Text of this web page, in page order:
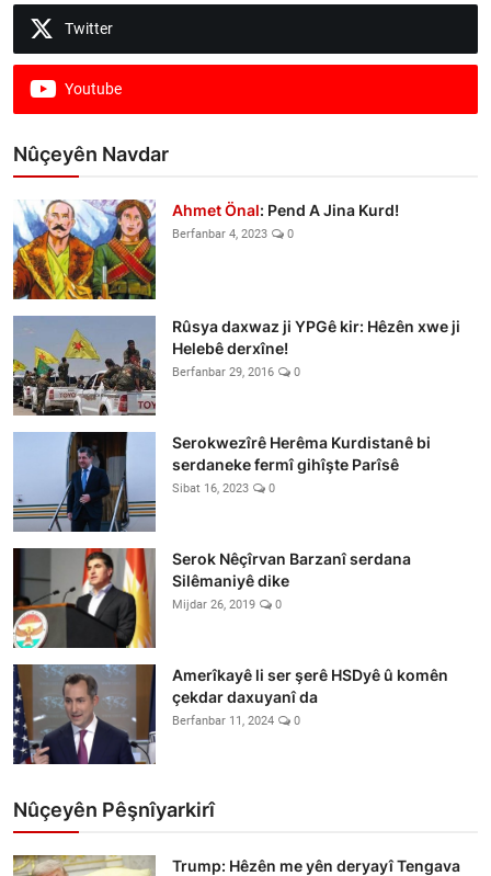
Twitter
Youtube
Nûçeyên Navdar
Ahmet Önal: Pend A Jina Kurd!
Berfanbar 4, 2023 0
Rûsya daxwaz ji YPGê kir: Hêzên xwe ji
Helebê derxîne!
Berfanbar 29, 2016 0
Serokwezîrê Herêma Kurdistanê bi
serdaneke fermî gihîşte Parîsê
Sibat 16, 2023 0
Serok Nêçîrvan Barzanî serdana
Silêmaniyê dike
Mijdar 26, 2019 0
Amerîkayê li ser şerê HSDyê û komên
çekdar daxuyanî da
Berfanbar 11, 2024 0
Nûçeyên Pêşnîyarkirî
Trump: Hêzên me yên deryayî Tengava